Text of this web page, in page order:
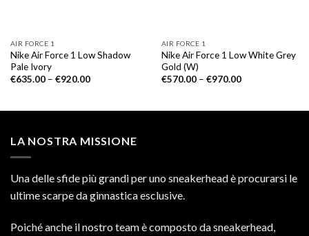
AIR FORCE 1
Nike Air Force 1 Low Shadow
Pale Ivory
€635.00– €920.00
AIR FORCE 1
Nike Air Force 1 Low White Grey
Gold (W)
€570.00– €970.00
LA NOSTRA MISSIONE
Una delle sfide più grandi per uno sneakerhead è procurarsi le
ultime scarpe da ginnastica esclusive.
Poiché anche il nostro team è composto da sneakerhead,